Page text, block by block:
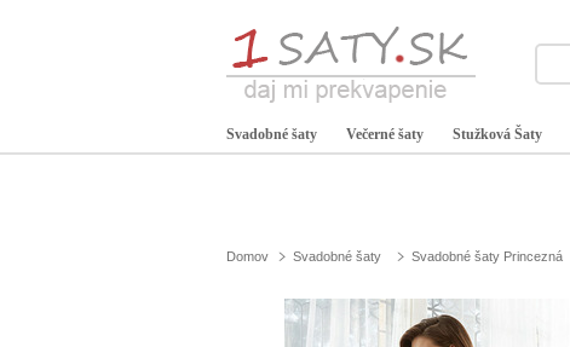
Svadobné šaty Večerné šaty Stužková Šaty
Domov Svadobné šaty Svadobné šaty Princezná